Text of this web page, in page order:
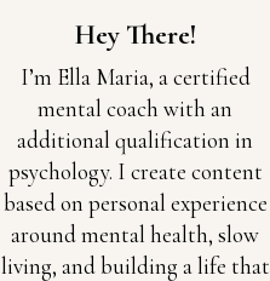
Hey There!
I’m Ella Maria, a certified
mental coach with an
additional qualification in
psychology. I create content
based on personal experience
around mental health, slow
living, and building a life that